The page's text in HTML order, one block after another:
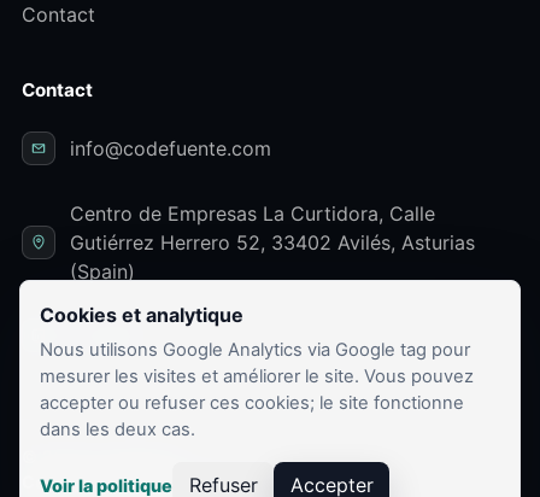
Contact
Contact
info@codefuente.com
Centro de Empresas La Curtidora, Calle
Gutiérrez Herrero 52, 33402 Avilés, Asturias
(Spain)
ConfidentialitéConditionsCookies
Cookies et analytique
Nous utilisons Google Analytics via Google tag pour
mesurer les visites et améliorer le site. Vous pouvez
accepter ou refuser ces cookies; le site fonctionne
dans les deux cas.
Voir la politique Refuser Accepter